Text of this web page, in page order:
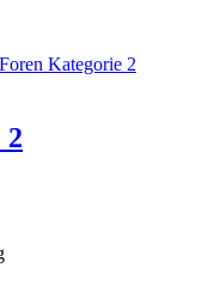
Foren Kategorie 2
2